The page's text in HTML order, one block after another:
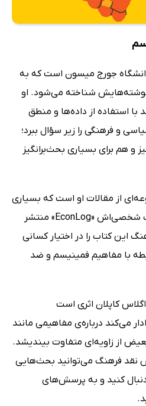
دانشگاه جورج میسون است که به
نوشته‌هایش شناخته می‌شود. او
استفاده از داده‌ها و منطق
و فرهنگی را زیر سؤال ببرد؛
و هم برای بسیاری بحث‌برانگیز
از مقالات او است که بسیاری
از آن‌ها پیش از این در وبلاگ شخصی‌اش «EconLog» منتشر
این کتاب را در اختیار کسانی
با مفاهیم فمینیسم و ضد
کاپلان اثری است
می‌کند درباره‌ی مفاهیمی مانند
از زاویه‌ای متفاوت بیندیشد.
نقد فرهنگ می‌توانید بحث‌هایی
کنید و به پرسش‌های